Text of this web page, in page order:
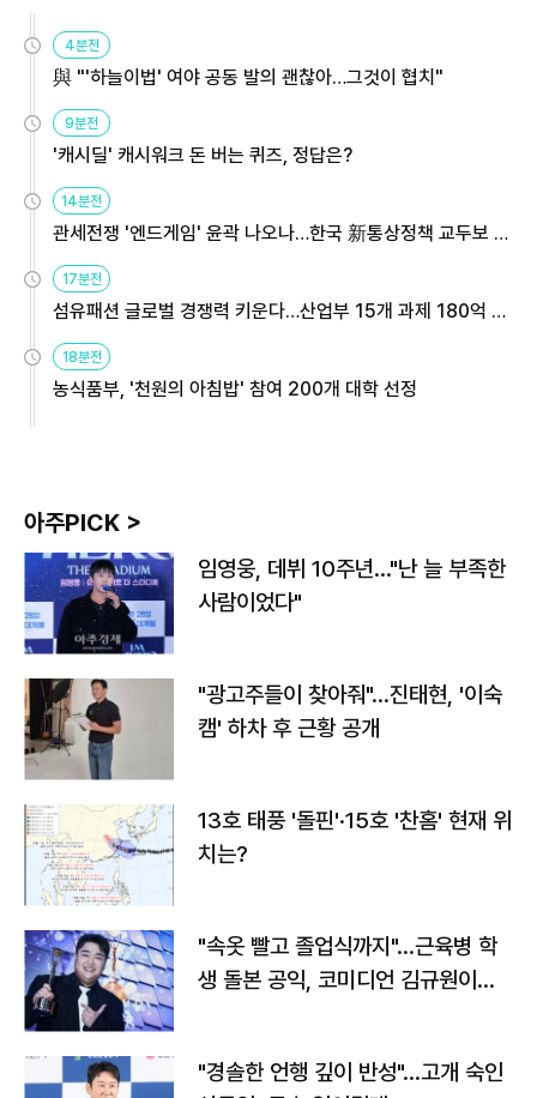
4분전
與 "'하늘이법' 여야 공동 발의 괜찮아…그것이 협치"
9분전
'캐시딜' 캐시워크 돈 버는 퀴즈, 정답은?
14분전
관세전쟁 '엔드게임' 윤곽 나오나…한국 新통상정책 교두보 활
용해야
17분전
섬유패션 글로벌 경쟁력 키운다…산업부 15개 과제 180억 지
원
18분전
농식품부, '천원의 아침밥' 참여 200개 대학 선정
아주PICK >
임영웅, 데뷔 10주년…"난 늘 부족한
사람이었다"
"광고주들이 찾아줘"…진태현, '이숙
캠' 하차 후 근황 공개
13호 태풍 '돌핀'·15호 '찬홈' 현재 위
치는?
"속옷 빨고 졸업식까지"…근육병 학
생 돌본 공익, 코미디언 김규원이었
"경솔한 언행 깊이 반성"…고개 숙인